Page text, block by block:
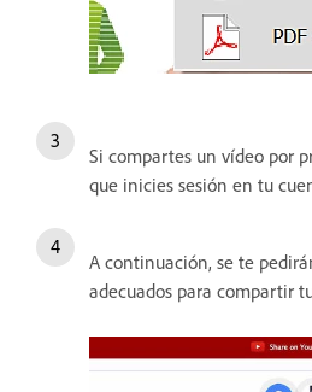
Si compartes un vídeo por
que inicies sesión en tu
A continuación, se te
adecuados para compartir